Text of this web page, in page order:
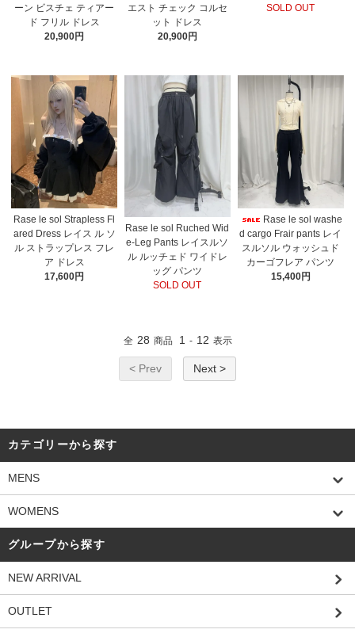
ーン ビスチェ ティアー
ド フリル ドレス
20,900円
エスト チェック コルセ
ット ドレス
20,900円
SOLD OUT
Rase le sol Strapless Fl
ared Dress レイス ル ソ
ル ストラップレス フレ
ア ドレス
17,600円
Rase le sol Ruched Wid
e-Leg Pants レイスルソ
ル ルッチェド ワイドレ
ッグ パンツ
SOLD OUT
Rase le sol washe
d cargo Frair pants レイ
スルソル ウォッシュド
カーゴフレア パンツ
15,400円
全 28 商品 1 - 12 表示
< Prev Next >
カテゴリーから探す
MENS
WOMENS
グループから探す
NEW ARRIVAL
OUTLET